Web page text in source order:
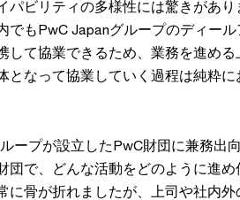
パビリティの多様性には驚きがあり
もPwC Japanグループのディール
して協業できるため、業務を進める
となって協業していく過程は純粋に
ープが設立したPwC財団に兼務出
団で、どんな活動をどのように進め
に骨が折れましたが、上司や社内外